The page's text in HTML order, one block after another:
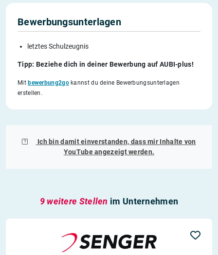
Bewerbungsunterlagen
letztes Schulzeugnis
Tipp: Beziehe dich in deiner Bewerbung auf AUBI-plus!
Mit bewerbung2gokannst du deine Bewerbungsunterlagen
erstellen.
Ich bin damit einverstanden, dass mir Inhalte von
YouTubeangezeigt werden.
9 weitere Stellen im Unternehmen